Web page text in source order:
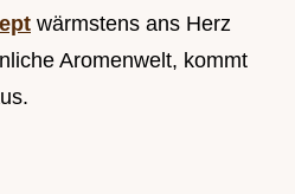
wärmstens ans Herz
Aromenwelt, kommt